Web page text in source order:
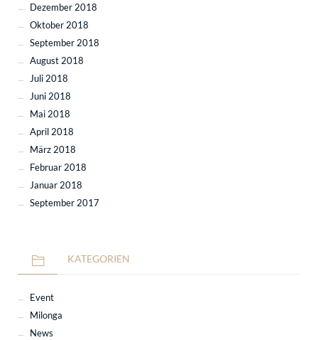
Dezember 2018
Oktober 2018
September 2018
August 2018
Juli 2018
Juni 2018
Mai 2018
April 2018
März 2018
Februar 2018
Januar 2018
September 2017
KATEGORIEN
Event
Milonga
News